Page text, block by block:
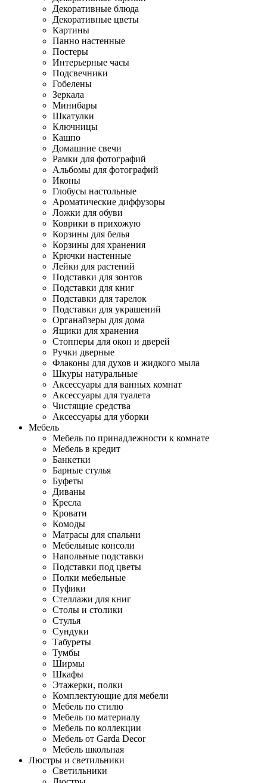
Декоративные блюда
Декоративные цветы
Картины
Панно настенные
Постеры
Интерьерные часы
Подсвечники
Гобелены
Зеркала
Минибары
Шкатулки
Ключницы
Кашпо
Домашние свечи
Рамки для фотографий
Альбомы для фотографий
Иконы
Глобусы настольные
Ароматические диффузоры
Ложки для обуви
Коврики в прихожую
Корзины для белья
Корзины для хранения
Крючки настенные
Лейки для растений
Подставки для зонтов
Подставки для книг
Подставки для тарелок
Подставки для украшений
Органайзеры для дома
Ящики для хранения
Стопперы для окон и дверей
Ручки дверные
Флаконы для духов и жидкого мыла
Шкуры натуральные
Аксессуары для ванных комнат
Аксессуары для туалета
Чистящие средства
Аксессуары для уборки
Мебель
Мебель по принадлежности к комнате
Мебель в кредит
Банкетки
Барные стулья
Буфеты
Диваны
Кресла
Кровати
Комоды
Матрасы для спальни
Мебельные консоли
Напольные подставки
Подставки под цветы
Полки мебельные
Пуфики
Стеллажи для книг
Столы и столики
Стулья
Сундуки
Табуреты
Тумбы
Ширмы
Шкафы
Этажерки, полки
Комплектующие для мебели
Мебель по стилю
Мебель по материалу
Мебель по коллекции
Мебель от Garda Decor
Мебель школьная
Люстры и светильники
Светильники